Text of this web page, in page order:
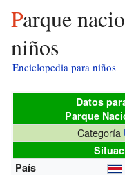
Parque nacional Diriá para
niños
Enciclopedia para niños
Datos
Parque
Categoría
País